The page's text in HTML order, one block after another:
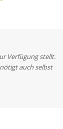
Verfügung stellt.
auch selbst